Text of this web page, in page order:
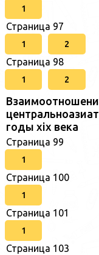
1
Страница 97
1 2
Страница 98
1 2
годы xix века
Страница 99
1
Страница 100
1
Страница 101
1
Страница 103